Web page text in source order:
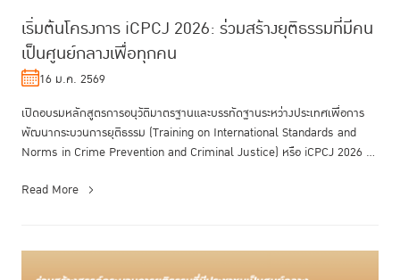
เริ่มต้นโครงการ iCPCJ 2026: ร่วมสร้างยุติธรรมที่มีคน
เป็นศูนย์กลางเพื่อทุกคน
16 ม.ค. 2569
เปิดอบรมหลักสูตรการอนุวัติมาตรฐานและบรรทัดฐานระหว่างประเทศเพื่อการ
พัฒนากระบวนการยุติธรรม (Training on International Standards and
Norms in Crime Prevention and Criminal Justice) หรือ iCPCJ 2026 ที่
Read More